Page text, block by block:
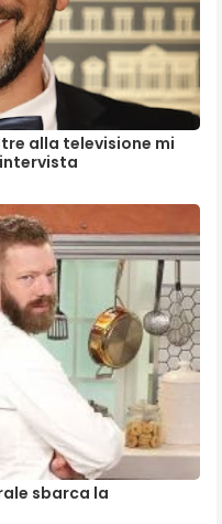
alla televisione mi
sbarca la